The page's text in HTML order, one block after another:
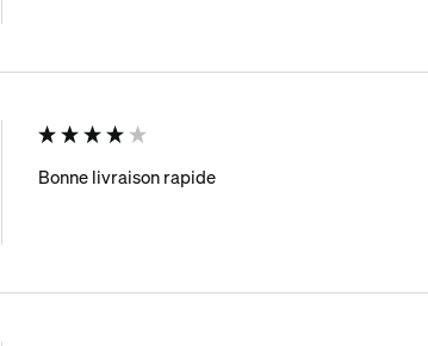
Bonne livraison rapide